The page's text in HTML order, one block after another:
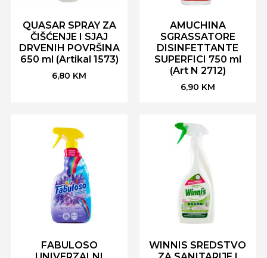
QUASAR SPRAY ZA
ČIŠĆENJE I SJAJ
DRVENIH POVRŠINA
650 ml (Artikal 1573)
6,80 KM
AMUCHINA
SGRASSATORE
DISINFETTANTE
SUPERFICI 750 ml
(Art N 2712)
6,90 KM
FABULOSO
WINNIS SREDSTVO